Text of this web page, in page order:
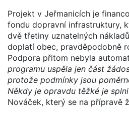
Projekt v Jeřmanicích je
fondu dopravní infrastruktury,
dvě třetiny uznatelných
doplatí obec, pravděpodobně
Podpora přitom nebyla
programu uspěla jen část
protože podmínky jsou
Někdy je opravdu těžké je
Nováček, který se na přípravě